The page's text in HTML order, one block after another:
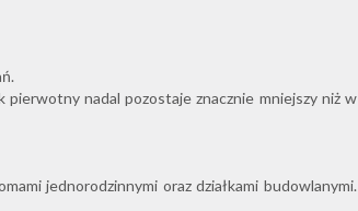
pierwotny nadal pozostaje znacznie mniejszy niż w
jednorodzinnymi oraz działkami budowlanymi.